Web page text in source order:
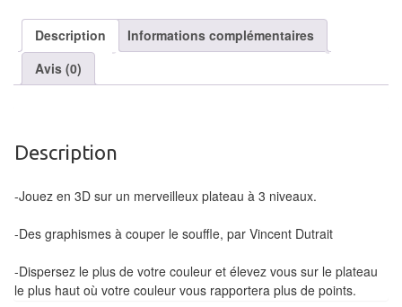
Tables
Accessoires
de
de
cartes
à
Description
Informations complémentaires
Avis (0)
Description
-Jouez en 3D sur un merveilleux plateau à 3 niveaux.
-Des graphismes à couper le souffle, par Vincent Dutrait
-Dispersez le plus de votre couleur et élevez vous sur le plateau
le plus haut où votre couleur vous rapportera plus de points.